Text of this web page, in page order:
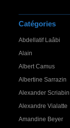
Catégories
Abdellatif Laâbi
Alain
Albert Camus
Albertine Sarrazin
Alexander Scriabin
Alexandre Vialatte
Amandine Beyer